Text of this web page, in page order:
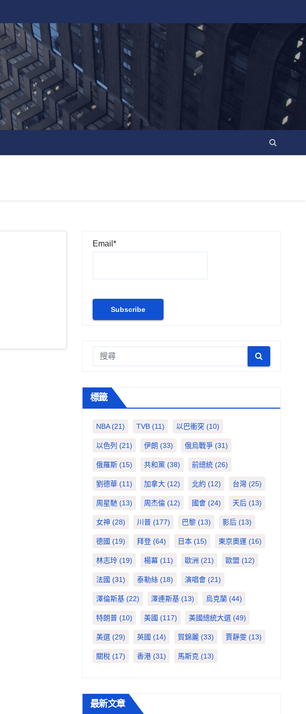
Email*
標籤
NBA(21) TVB (11) 以巴衝突 (10)
以色列 (21) 伊朗 (33) 俄烏戰爭 (31)
俄羅斯 (15) 共和黨 (38) 前總統 (26)
劉德華 (11) 加拿大 (12) 北約 (12) 台灣 (25)
周星馳 (13) 周杰倫 (12) 國會 (24) 天后 (13)
女神 (28) 川普 (177) 巴黎 (13) 影后 (13)
德國 (19) 拜登 (64) 日本 (15) 東京奧運 (16)
林志玲 (19) 楊冪 (11) 歐洲 (21) 歐盟 (12)
法國 (31) 泰勒絲 (18) 演唱會 (21)
澤倫斯基 (22) 澤連斯基 (13) 烏克蘭 (44)
特朗普 (10) 美國 (117) 美國總統大選 (49)
美選 (29) 英國 (14) 賀錦麗 (33) 賈靜雯 (13)
關稅 (17) 香港 (31) 馬斯克 (13)
最新文章